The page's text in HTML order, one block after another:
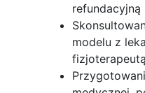
refundacyjną
modelu z